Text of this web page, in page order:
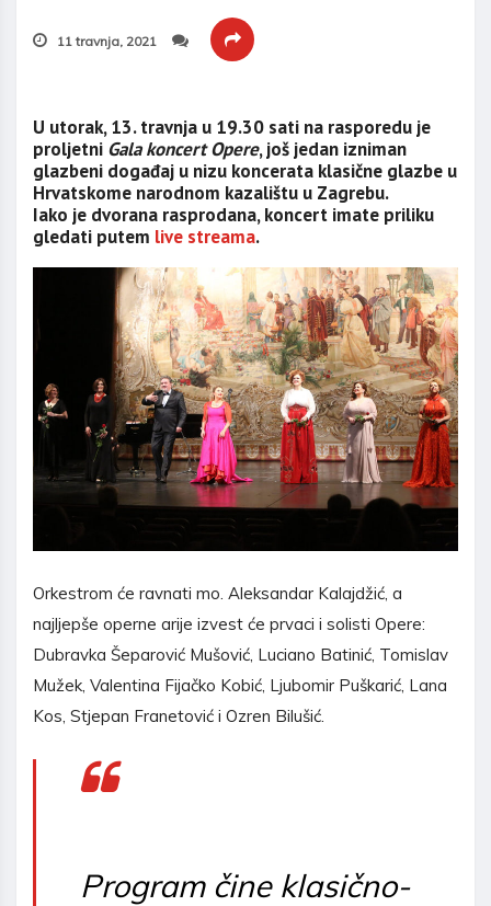
11 travnja, 2021
U utorak, 13. travnja u 19.30 sati na rasporedu je
proljetni Gala koncert Opere, još jedan izniman
glazbeni događaj u nizu koncerata klasične glazbe u
Hrvatskome narodnom kazalištu u Zagrebu.
Iako je dvorana rasprodana, koncert imate priliku
gledati putem live streama.
Orkestrom će ravnati mo. Aleksandar Kalajdžić, a
najljepše operne arije izvest će prvaci i solisti Opere:
Dubravka Šeparović Mušović, Luciano Batinić, Tomislav
Mužek, Valentina Fijačko Kobić, Ljubomir Puškarić, Lana
Kos, Stjepan Franetović i Ozren Bilušić.
Program čine klasično-